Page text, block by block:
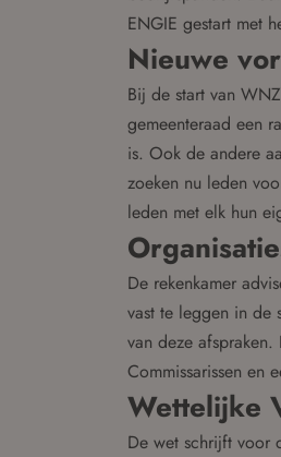
ENGIE gestart met
Nieuwe
Bij de start van
gemeenteraad een
is. Ook de andere
zoeken nu leden
leden met elk hun
De rekenkamer
vast te leggen in de
van deze
Commissarissen en
Wettelijke
De wet schrijft voor